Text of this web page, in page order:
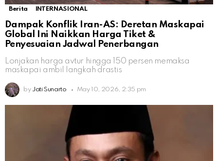
Berita INTERNASIONAL
Dampak Konflik Iran-AS: Deretan Maskapai
Global Ini Naikkan Harga Tiket &
Penyesuaian Jadwal Penerbangan
Lonjakan harga avtur hingga 150 persen memaksa
maskapai ambil langkah drastis
by Jati Sunarto May 10, 2026, 2:35 pm